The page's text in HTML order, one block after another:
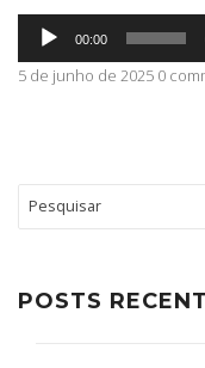
CONTATO
Tocador
áudio
00:00
5 de junho de 2025 0
POSTS